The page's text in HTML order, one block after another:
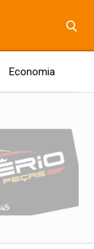
Economia